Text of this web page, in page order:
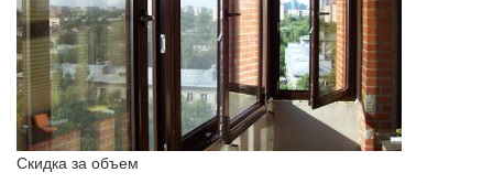
Скидка за объем